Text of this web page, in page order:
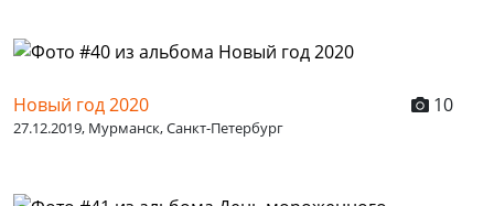
Новый год 2020 10
27.12.2019, Мурманск, Санкт-Петербург